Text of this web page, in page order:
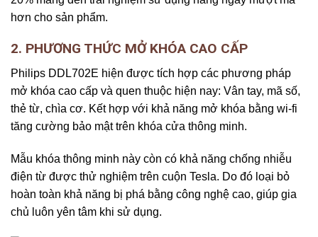
hơn cho sản phẩm.
2. PHƯƠNG THỨC MỞ KHÓA CAO CẤP
Philips DDL702E hiện được tích hợp các phương pháp
mở khóa cao cấp và quen thuộc hiện nay: Vân tay, mã số,
thẻ từ, chìa cơ. Kết hợp với khả năng mở khóa bằng wi-fi
tăng cường bảo mật trên khóa cửa thông minh.
Mẫu khóa thông minh này còn có khả năng chống nhiễu
điện từ được thử nghiệm trên cuộn Tesla. Do đó loại bỏ
hoàn toàn khả năng bị phá bằng công nghệ cao, giúp gia
chủ luôn yên tâm khi sử dụng.